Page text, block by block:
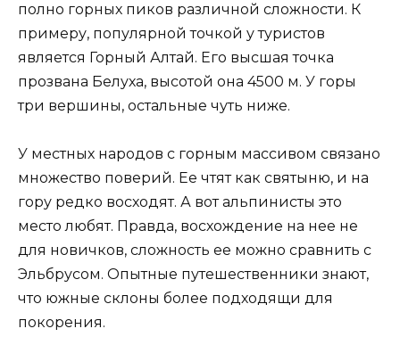
полно горных пиков различной сложности. К
примеру, популярной точкой у туристов
является Горный Алтай. Его высшая точка
прозвана Белуха, высотой она 4500 м. У горы
три вершины, остальные чуть ниже.
У местных народов с горным массивом связано
множество поверий. Ее чтят как святыню, и на
гору редко восходят. А вот альпинисты это
место любят. Правда, восхождение на нее не
для новичков, сложность ее можно сравнить с
Эльбрусом. Опытные путешественники знают,
что южные склоны более подходящи для
покорения.